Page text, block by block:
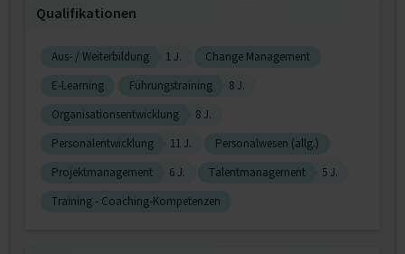
Qualifikationen
Aus- / Weiterbildung 1 J.
Change Management
E-Learning
Führungstraining
8 J.
Organisationsentwicklung
8 J.
Personalentwicklung
11 J.
Personalwesen (allg.)
Projektmanagement
6 J. Talentmanagement
5 J.
Training - Coaching-Kompetenzen